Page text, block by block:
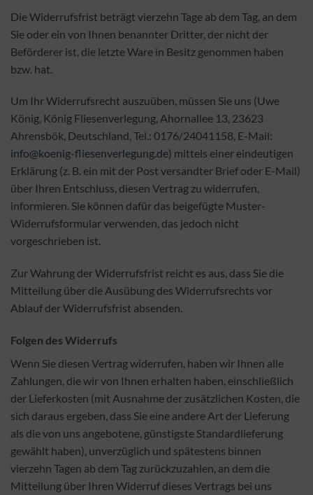
Die Widerrufsfrist beträgt vierzehn Tage ab dem Tag, an dem
Sie oder ein von Ihnen benannter Dritter, der nicht der
Beförderer ist, die letzte Ware in Besitz genommen haben
bzw. hat.
Um Ihr Widerrufsrecht auszuüben, müssen Sie uns (Uwe
König, König Fliesenverlegung, Ahornallee 13, 23623
Ahrensbök, Deutschland, Tel.: 0176/24041158, E-Mail:
info@koenig-fliesenverlegung.de) mittels einer eindeutigen
Erklärung (z. B. ein mit der Post versandter Brief oder E-Mail)
über Ihren Entschluss, diesen Vertrag zu widerrufen,
informieren. Sie können dafür das beigefügte Muster-
Widerrufsformular verwenden, das jedoch nicht
vorgeschrieben ist.
Zur Wahrung der Widerrufsfrist reicht es aus, dass Sie die
Mitteilung über die Ausübung des Widerrufsrechts vor
Ablauf der Widerrufsfrist absenden.
Folgen des Widerrufs
Wenn Sie diesen Vertrag widerrufen, haben wir Ihnen alle
Zahlungen, die wir von Ihnen erhalten haben, einschließlich
der Lieferkosten (mit Ausnahme der zusätzlichen Kosten, die
sich daraus ergeben, dass Sie eine andere Art der Lieferung
als die von uns angebotene, günstigste Standardlieferung
gewählt haben), unverzüglich und spätestens binnen
vierzehn Tagen ab dem Tag zurückzuzahlen, an dem die
Mitteilung über Ihren Widerruf dieses Vertrags bei uns